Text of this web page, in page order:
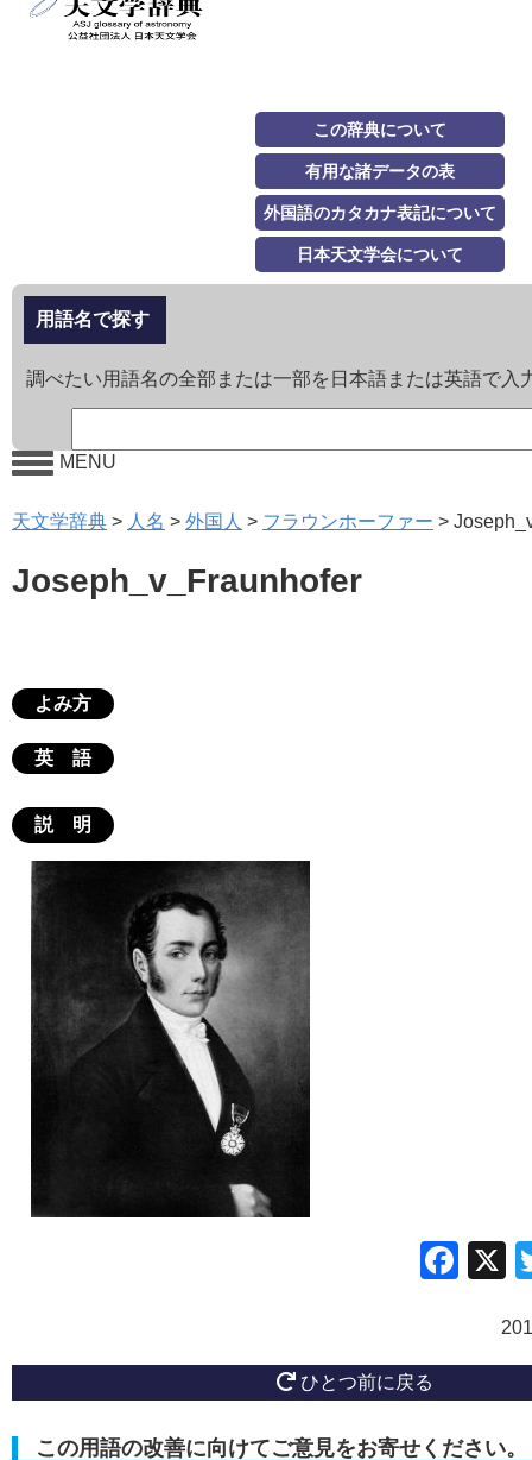
この辞典について
有用な諸データの表
外国語のカタカナ表記について
日本天文学会について
用語名で探す
調べたい用語名の全部または一部を日本語または英語で入
MENU
天文学辞典 > 人名 > 外国人 > フラウンホーファー >
Joseph_v_Fraunhofer
よみ方
英 語
説 明
ひとつ前に戻る
この用語の改善に向けてご意見をお寄せください。